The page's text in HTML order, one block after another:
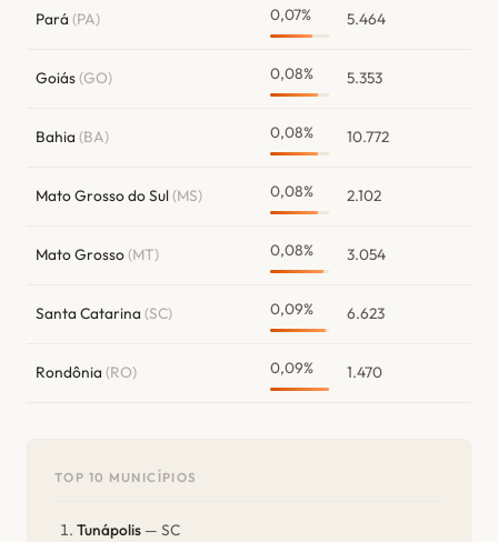
Pará (PA) 0,07% 5.464
Goiás(GO) 0,08% 5.353
Bahia (BA) 0,08% 10.772
Mato Grosso do Sul(MS) 0,08% 2.102
Mato Grosso(MT) 0,08% 3.054
Santa Catarina (SC) 0,09% 6.623
Rondônia (RO) 0,09% 1.470
TOP 10 MUNICÍPIOS
Tunápolis — SC